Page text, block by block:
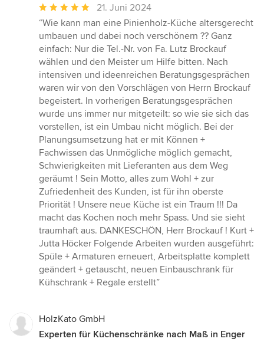
Durchschnittliche
Bewertung:
5
von
5
Sternen
21. Juni 2024
“Wie kann man eine Pinienholz-Küche altersgerecht
umbauen und dabei noch verschönern ?? Ganz
einfach: Nur die Tel.-Nr. von Fa. Lutz Brockauf
wählen und den Meister um Hilfe bitten. Nach
intensiven und ideenreichen Beratungsgesprächen
waren wir von den Vorschlägen von Herrn Brockauf
begeistert. In vorherigen Beratungsgesprächen
wurde uns immer nur mitgeteilt: so wie sie sich das
vorstellen, ist ein Umbau nicht möglich. Bei der
Planungsumsetzung hat er mit Können +
Fachwissen das Unmögliche möglich gemacht,
Schwierigkeiten mit Lieferanten aus dem Weg
geräumt ! Sein Motto, alles zum Wohl + zur
Zufriedenheit des Kunden, ist für ihn oberste
Priorität ! Unsere neue Küche ist ein Traum !!! Da
macht das Kochen noch mehr Spass. Und sie sieht
traumhaft aus. DANKESCHÖN, Herr Brockauf ! Kurt +
Jutta Höcker Folgende Arbeiten wurden ausgeführt:
Spüle + Armaturen erneuert, Arbeitsplatte komplett
geändert + getauscht, neuen Einbauschrank für
Kühschrank + Regale erstellt”
HolzKato GmbH
Experten für Küchenschränke nach Maß in Enger